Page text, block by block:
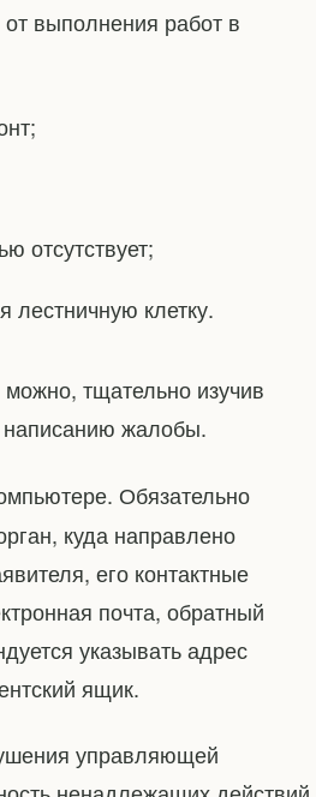
выполнения работ в
отсутствует;
клетку.
тщательно изучив
написанию жалобы.
Обязательно
куда направлено
его контактные
почта, обратный
указывать адрес
ящик.
управляющей